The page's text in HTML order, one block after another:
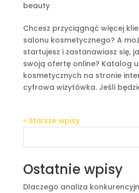
beauty
Chcesz przyciągnąć więcej
salonu kosmetycznego? A
startujesz i zastanawiasz się,
swoją ofertę online? Katalog
kosmetycznych na stronie
cyfrowa wizytówka. Jeśli
« Starsze wpisy
Ostatnie wpisy
Dlaczego analiza